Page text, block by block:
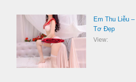
Em Thu Liễu
Tơ Đẹp
View: